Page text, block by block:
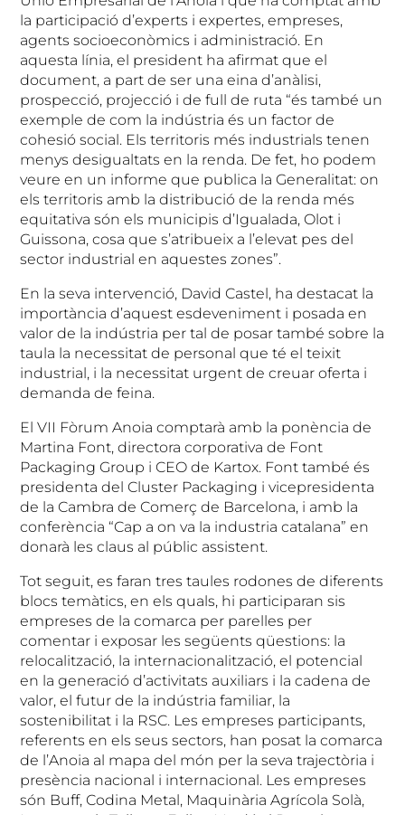
la participació d’experts i expertes, empreses,
agents socioeconòmics i administració. En
aquesta línia, el president ha afirmat que el
document, a part de ser una eina d’anàlisi,
prospecció, projecció i de full de ruta “és també un
exemple de com la indústria és un factor de
cohesió social. Els territoris més industrials tenen
menys desigualtats en la renda. De fet, ho podem
veure en un informe que publica la Generalitat: on
els territoris amb la distribució de la renda més
equitativa són els municipis d’Igualada, Olot i
Guissona, cosa que s’atribueix a l’elevat pes del
sector industrial en aquestes zones”.
En la seva intervenció, David Castel, ha destacat la
importància d’aquest esdeveniment i posada en
valor de la indústria per tal de posar també sobre la
taula la necessitat de personal que té el teixit
industrial, i la necessitat urgent de creuar oferta i
demanda de feina.
El VII Fòrum Anoia comptarà amb la ponència de
Martina Font, directora corporativa de Font
Packaging Group i CEO de Kartox. Font també és
presidenta del Cluster Packaging i vicepresidenta
de la Cambra de Comerç de Barcelona, i amb la
conferència “Cap a on va la industria catalana” en
donarà les claus al públic assistent.
Tot seguit, es faran tres taules rodones de diferents
blocs temàtics, en els quals, hi participaran sis
empreses de la comarca per parelles per
comentar i exposar les següents qüestions: la
relocalització, la internacionalització, el potencial
en la generació d’activitats auxiliars i la cadena de
valor, el futur de la indústria familiar, la
sostenibilitat i la RSC. Les empreses participants,
referents en els seus sectors, han posat la comarca
de l’Anoia al mapa del món per la seva trajectòria i
presència nacional i internacional. Les empreses
són Buff, Codina Metal, Maquinària Agrícola Solà,